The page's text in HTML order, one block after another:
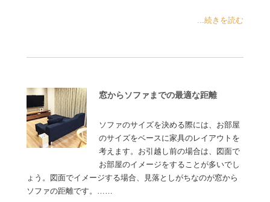
...続きを読む
窓からソファまでの最適な距離
ソファのサイズを決める際には、お部屋
のサイズをベースに家具のレイアウトを
考えます。お引越し前の場合は、図面で
お部屋のイメージをすることが多いでし
ょう。図面でイメージする場合、見落としがちなのが窓から
ソファの距離です。……